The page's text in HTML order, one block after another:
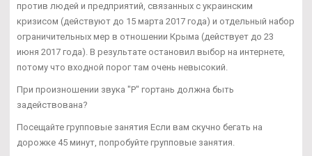
против людей и предприятий, связанных с украинским
кризисом (действуют до 15 марта 2017 года) и отдельный набор
ограничительных мер в отношении Крыма (действует до 23
июня 2017 года). В результате остановил выбор на интернете,
потому что входной порог там очень невысокий.
При произношении звука "Р" гортань должна быть
задействована?
Посещайте групповые занятия Если вам скучно бегать на
дорожке 45 минут, попробуйте групповые занятия.